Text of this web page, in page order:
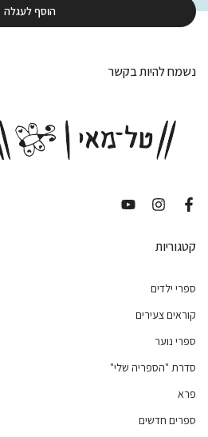
הוסף לעגלה
נשמח להיות בקשר
קטגוריות
ספרי ילדים
קוראים צעירים
ספרי נוער
סדרת "הספריה שלי"
פרא
ספרים חדשים